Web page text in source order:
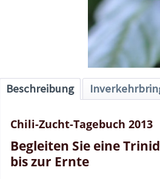
Beschreibung
Chili-Zucht-Tagebuch 2013
Begleiten Sie eine
bis zur Ernte